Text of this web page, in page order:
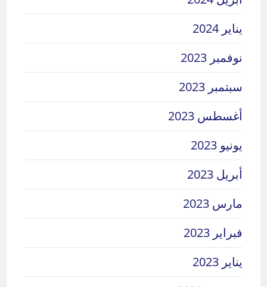
يناير 2024
نوفمبر 2023
سبتمبر 2023
أغسطس 2023
يونيو 2023
أبريل 2023
مارس 2023
فبراير 2023
يناير 2023